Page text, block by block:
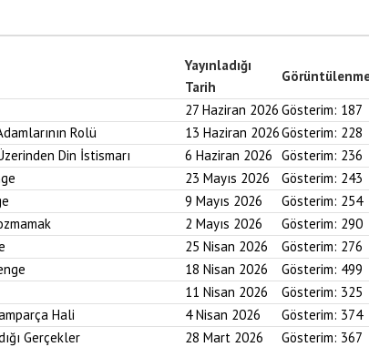
Yayınladığı
Tarih
27 Haziran 2026 Gösterim: 187
Rolü 13 Haziran 2026Gösterim: 228
Din İstismarı 6 Haziran 2026 Gösterim: 236
23 Mayıs 2026 Gösterim: 243
9 Mayıs 2026 Gösterim: 254
2 Mayıs 2026 Gösterim: 290
25 Nisan 2026 Gösterim: 276
18 Nisan 2026 Gösterim: 499
11 Nisan 2026 Gösterim: 325
Hali 4 Nisan 2026 Gösterim: 374
Gerçekler 28 Mart 2026 Gösterim: 367